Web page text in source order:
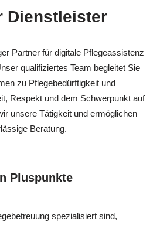
Dienstleister
Partner für digitale Pflegeassistenz
qualifiziertes Team begleitet Sie
zu Pflegebedürftigkeit und
Respekt und dem Schwerpunkt auf
unsere Tätigkeit und ermöglichen
Beratung.
Pluspunkte
spezialisiert sind,